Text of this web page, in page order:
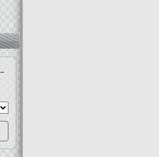
Kindaichi Case Files Opening 1 (CONFUSED MEMORIES)